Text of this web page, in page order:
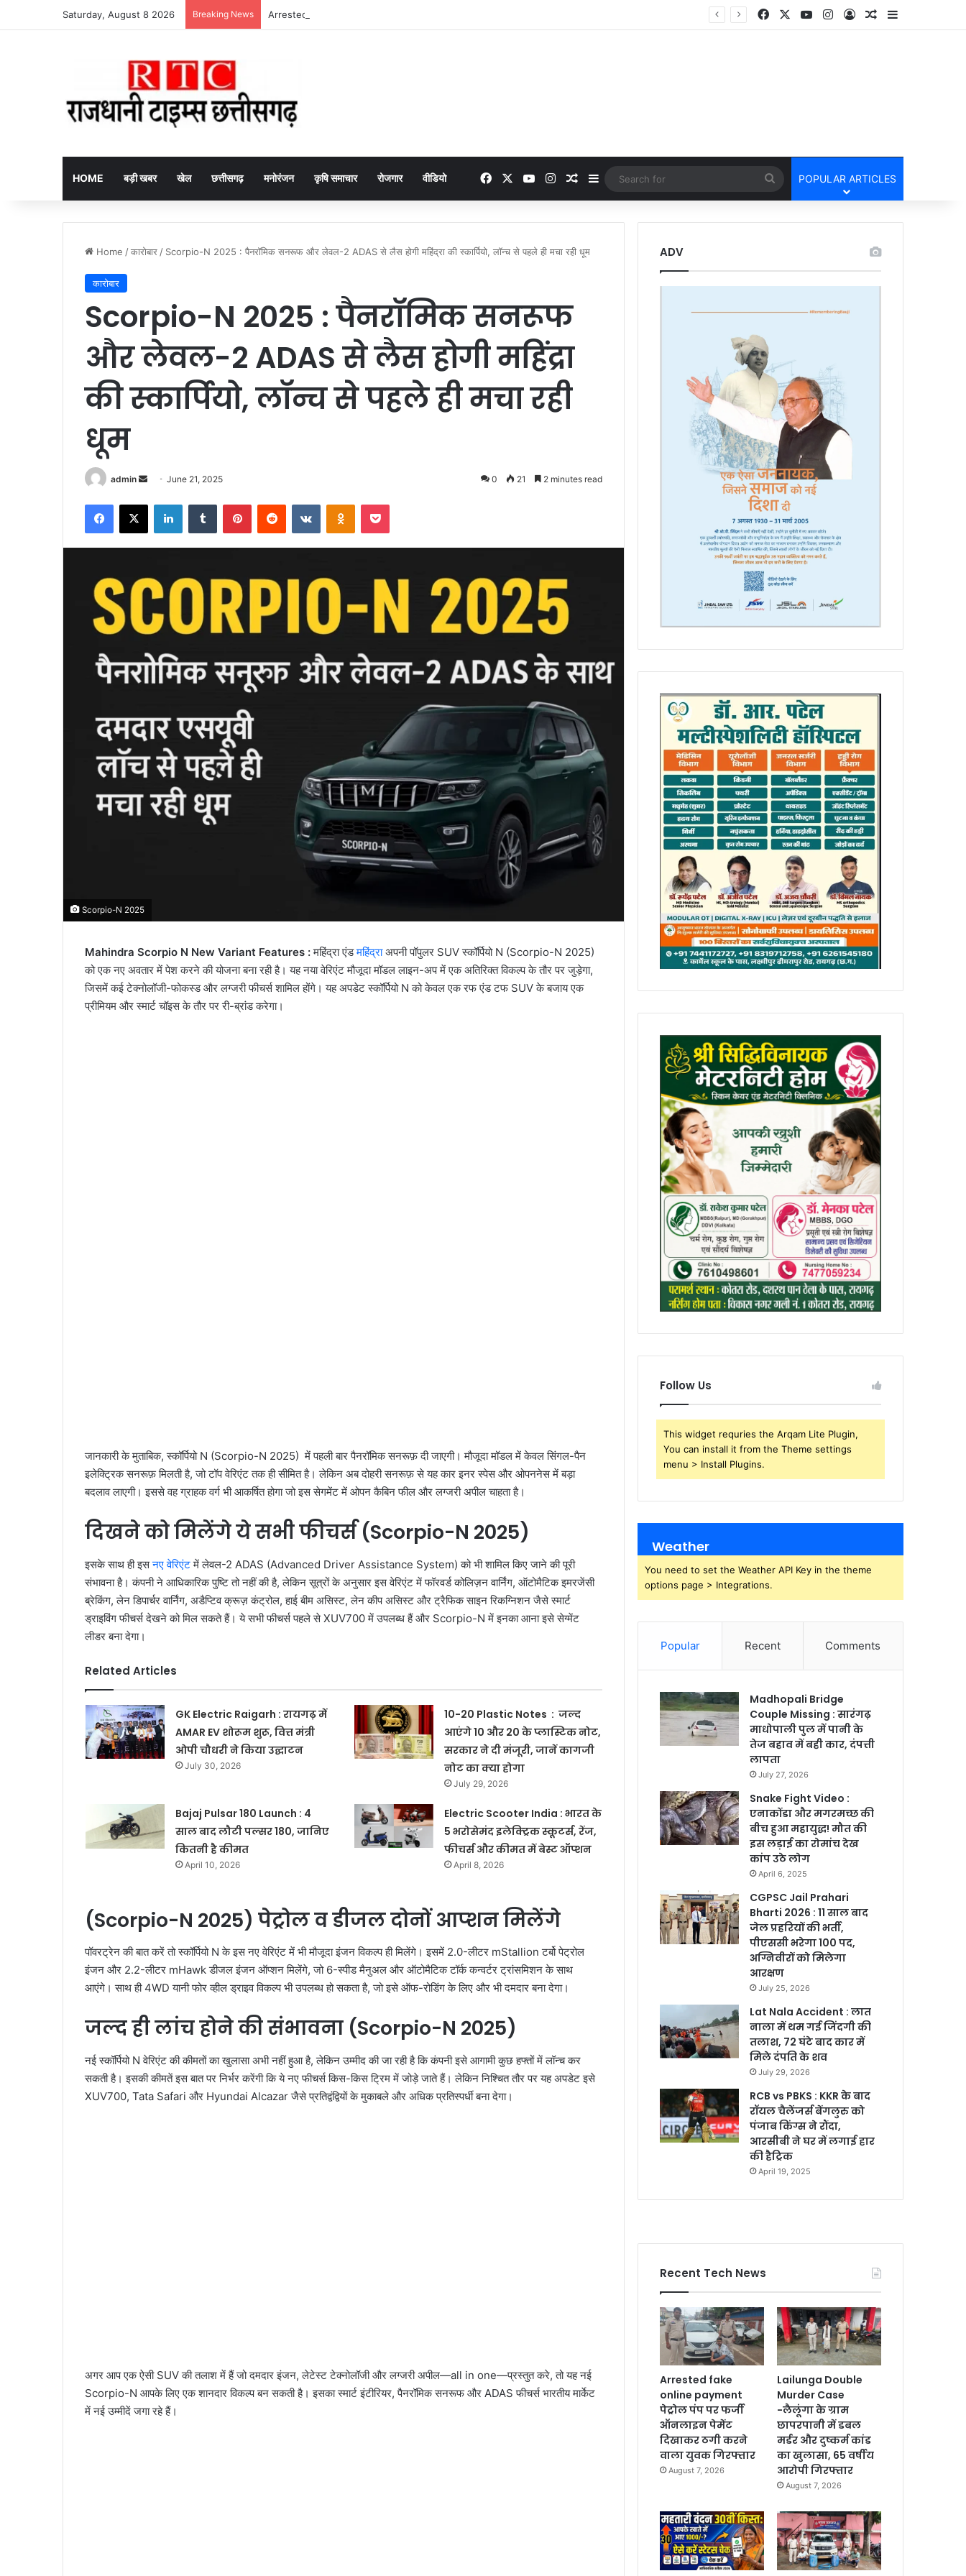
Saturday, August 8 2026 Breaking News Arrested fake online payment पेट्रोल पंप पर फर्जी ऑनलाइन पेमेंट दिखाकर ठगी करने वाला युवक गिरफ्तार FacebookYouTubeInstagram
Log InRandom Article
Sidebar
HOME बड़ी खबर खेल छत्तीसगढ़ मनोरंजन कृषि समाचार रोजगार वीडियो FacebookYouTubeInstagramRandom Article
Sidebar
Search
for
POPULAR ARTICLES
Home /कारोबार / Scorpio-N 2025 : पैनरॉमिक सनरूफ और लेवल-2 ADAS से लैस होगी महिंद्रा की स्कार्पियो, लॉन्च से पहले ही मचा रही धूम
कारोबार
Scorpio-N 2025 : पैनरॉमिक सनरूफ
और लेवल-2 ADAS से लैस होगी महिंद्रा
की स्कार्पियो, लॉन्च से पहले ही मचा रही
धूम
admin
Send
email
June 21, 2025 0 21 2 minutes read
Facebook
X LinkedInTumblr PinterestReddit VKontakteOdnoklassniki
Pocket
Scorpio-N 2025
Mahindra Scorpio N New Variant Features :महिंद्रा एंडमहिंद्राअपनी पॉपुलर SUV स्कॉर्पियो N (Scorpio-N 2025)
को एक नए अवतार में पेश करने की योजना बना रही है। यह नया वेरिएंट मौजूदा मॉडल लाइन-अप में एक अतिरिक्त विकल्प के तौर पर जुड़ेगा,
जिसमें कई टेक्नोलॉजी-फोकस्ड और लग्जरी फीचर्स शामिल होंगे। यह अपडेट स्कॉर्पियो N को केवल एक रफ एंड टफ SUV के बजाय एक
प्रीमियम और स्मार्ट चॉइस के तौर पर री-ब्रांड करेगा।
जानकारी के मुताबिक, स्कॉर्पियो N (Scorpio-N 2025) में पहली बार पैनरॉमिक सनरूफ़ दी जाएगी। मौजूदा मॉडल में केवल सिंगल-पैन
इलेक्ट्रिक सनरूफ़ मिलती है, जो टॉप वेरिएंट तक ही सीमित है। लेकिन अब दोहरी सनरूफ़ से यह कार इनर स्पेस और ओपननेस में बड़ा
बदलाव लाएगी। इससे वह ग्राहक वर्ग भी आकर्षित होगा जो इस सेगमेंट में ओपन कैबिन फील और लग्जरी अपील चाहता है।
दिखने को मिलेंगे ये सभी फीचर्स (Scorpio-N 2025)
इसके साथ ही इसनए वेरिएंटमें लेवल-2 ADAS (Advanced Driver Assistance System) को भी शामिल किए जाने की पूरी
संभावना है। कंपनी ने आधिकारिक पुष्टि तो नहीं की है, लेकिन सूत्रों के अनुसार इस वेरिएंट में फॉरवर्ड कोलिज़न वार्निंग, ऑटोमैटिक इमरजेंसी
ब्रेकिंग, लेन डिपार्चर वार्निंग, अडैप्टिव क्रूज़ कंट्रोल, हाई बीम असिस्ट, लेन कीप असिस्ट और ट्रैफिक साइन रिकग्निशन जैसे स्मार्ट
ड्राइविंग फीचर्स देखने को मिल सकते हैं। ये सभी फीचर्स पहले से XUV700 में उपलब्ध हैं और Scorpio-N में इनका आना इसे सेग्मेंट
लीडर बना देगा।
Related Articles
GK Electric Raigarh : रायगढ़ में
AMAR EV शोरूम शुरू, वित्त मंत्री
ओपी चौधरी ने किया उद्घाटन
July 30, 2026
10-20 Plastic Notes : जल्द
आएंगे 10 और 20 के प्लास्टिक नोट,
सरकार ने दी मंजूरी, जानें कागजी
नोट का क्या होगा
July 29, 2026
Bajaj Pulsar 180 Launch : 4
साल बाद लौटी पल्सर 180, जानिए
कितनी है कीमत
April 10, 2026
Electric Scooter India : भारत के
5 भरोसेमंद इलेक्ट्रिक स्कूटर्स, रेंज,
फीचर्स और कीमत में बेस्ट ऑप्शन
April 8, 2026
(Scorpio-N 2025) पेट्रोल व डीजल दोनों आप्शन मिलेंगे
पॉवरट्रेन की बात करें तो स्कॉर्पियो N के इस नए वेरिएंट में भी मौजूदा इंजन विकल्प ही मिलेंगे। इसमें 2.0-लीटर mStallion टर्बो पेट्रोल
इंजन और 2.2-लीटर mHawk डीजल इंजन ऑप्शन मिलेंगे, जो 6-स्पीड मैनुअल और ऑटोमैटिक टॉर्क कन्वर्टर ट्रांसमिशन के साथ
आएंगे। साथ ही 4WD यानी फोर व्हील ड्राइव विकल्प भी उपलब्ध हो सकता है, जो इसे ऑफ-रोडिंग के लिए और भी दमदार बना देगा।
जल्द ही लांच होने की संभावना (Scorpio-N 2025)
नई स्कॉर्पियो N वेरिएंट की कीमतों का खुलासा अभी नहीं हुआ है, लेकिन उम्मीद की जा रही है कि कंपनी इसे आगामी कुछ हफ्तों में लॉन्च कर
सकती है। इसकी कीमतें इस बात पर निर्भर करेंगी कि ये नए फीचर्स किस-किस ट्रिम में जोड़े जाते हैं। लेकिन निश्चित तौर पर यह अपडेट इसे
XUV700, Tata Safari और Hyundai Alcazar जैसे प्रतिद्वंद्वियों के मुकाबले और अधिक प्रतिस्पर्धी बना देगा।
अगर आप एक ऐसी SUV की तलाश में हैं जो दमदार इंजन, लेटेस्ट टेक्नोलॉजी और लग्जरी अपील—all in one—प्रस्तुत करे, तो यह नई
Scorpio-N आपके लिए एक शानदार विकल्प बन सकती है। इसका स्मार्ट इंटीरियर, पैनरॉमिक सनरूफ और ADAS फीचर्स भारतीय मार्केट
में नई उम्मीदें जगा रहे हैं।
ADV
Follow Us
This widget requries the Arqam Lite Plugin,
You can install it from the Theme settings
menu > Install Plugins.
Weather
You need to set the Weather API Key in the theme
options page > Integrations.
Popular Recent Comments
Madhopali Bridge
Couple Missing : सारंगढ़
माधोपाली पुल में पानी के
तेज बहाव में बही कार, दंपत्ती
लापता
July 27, 2026
Snake Fight Video :
एनाकोंडा और मगरमच्छ की
बीच हुआ महायुद्ध! मौत की
इस लड़ाई का रोमांच देख
कांप उठे लोग
April 6, 2025
CGPSC Jail Prahari
Bharti 2026 : 11 साल बाद
जेल प्रहरियों की भर्ती,
पीएससी भरेगा 100 पद,
अग्निवीरों को मिलेगा
आरक्षण
July 25, 2026
Lat Nala Accident : लात
नाला में थम गई जिंदगी की
तलाश, 72 घंटे बाद कार में
मिले दंपति के शव
July 29, 2026
RCB vs PBKS : KKR के बाद
रॉयल चैलेंजर्स बेंगलुरु को
पंजाब किंग्स ने रौंदा,
आरसीबी ने घर में लगाई हार
की हैट्रिक
April 19, 2025
Recent Tech News
Arrested fake
online payment
पेट्रोल पंप पर फर्जी
ऑनलाइन पेमेंट
दिखाकर ठगी करने
वाला युवक गिरफ्तार
August 7, 2026
Lailunga Double
Murder Case
-लैलूंगा के ग्राम
छापरपानी में डबल
मर्डर और दुष्कर्म कांड
का खुलासा, 65 वर्षीय
आरोपी गिरफ्तार
August 7, 2026